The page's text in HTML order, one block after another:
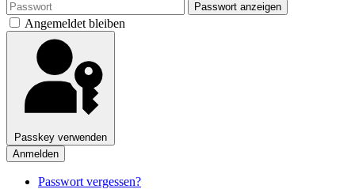
Passwort anzeigen
Angemeldet bleiben
Passkey verwenden
Anmelden
Passwort vergessen?